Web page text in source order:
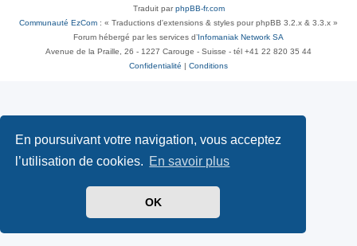
En poursuivant votre navigation, vous acceptez
l’utilisation de cookies. En savoir plus
OK
Traduit parphpBB-fr.com
Communauté EzCom : « Traductions d'extensions & styles pour phpBB 3.2.x & 3.3.x »
Forum hébergé par les services d’ Infomaniak Network SA
Avenue de la Praille, 26 - 1227 Carouge - Suisse - tél +41 22 820 35 44
Confidentialité
Conditions